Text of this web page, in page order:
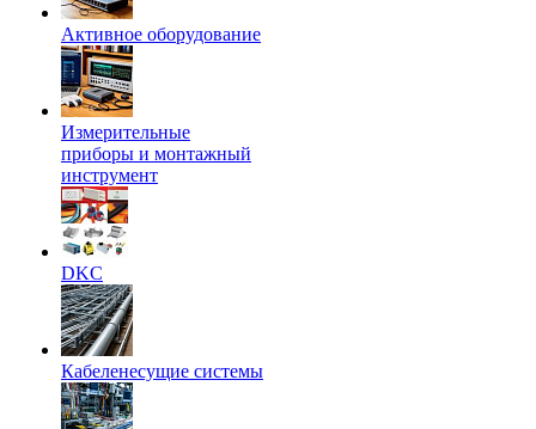
Активное оборудование
Измерительные
приборы и монтажный
инструмент
DKC
Кабеленесущие системы